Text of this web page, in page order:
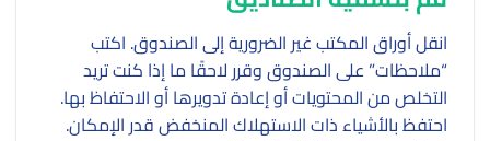
انقل أوراق المكتب غير الضرورية إلى الصندوق. اكتب
“ملاحظات” على الصندوق وقرر لاحقًا ما إذا كنت تريد
التخلص من المحتويات أو إعادة تدويرها أو الاحتفاظ بها.
احتفظ بالأشياء ذات الاستهلاك المنخفض قدر الإمكان.